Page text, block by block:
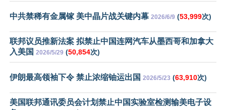
中共禁稀有金属镓 美中晶片战关键内幕 2026/6/9 (53,999次)
联邦议员推新法案 拟禁止中国连网汽车从墨西哥和加拿大
入美国 2026/5/29 (50,854次)
伊朗最高领袖下令 禁止浓缩铀运出国 2026/5/23 (63,910次)
美国联邦通讯委员会计划禁止中国实验室检测输美电子设